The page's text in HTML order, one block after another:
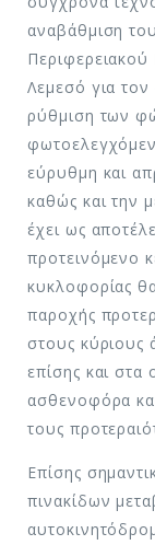
αναβάθμιση
Λεμεσό για
ρύθμιση των
εύρυθμη και
καθώς και την
έχει ως
προτεινόμενο
κυκλοφορίας
παροχής
στους
επίσης και στα
ασθενοφόρα
τους
Επίσης
πινακίδων